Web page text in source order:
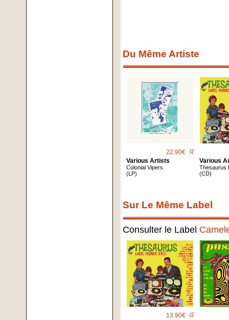
Du Même Artiste
22.90€ 🛒
Various Artists
Colonial Vipers
(LP)
Various
Thesaurus
(CD)
Sur Le Même Label
Consulter le Label
13.90€ 🛒